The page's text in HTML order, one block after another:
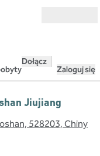
Dołącz
Zaloguj się
Jiujiang
528203, Chiny